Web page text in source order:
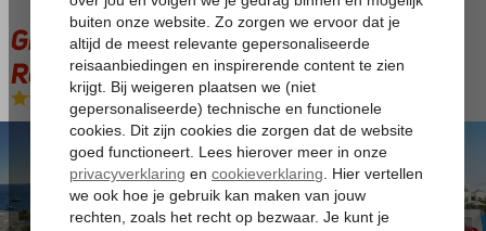
Grand Hyatt Lanzarote Playa Dorada
Resort
Logies en ontbijt-Hotel